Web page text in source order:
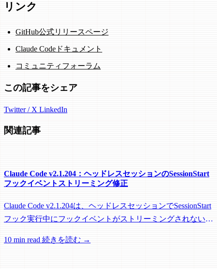
リンク
GitHub公式リリースページ
Claude Codeドキュメント
コミュニティフォーラム
この記事をシェア
Twitter / X LinkedIn
関連記事
Claude Code v2.1.204：ヘッドレスセッションのSessionStart
フックイベントストリーミング修正
Claude Code v2.1.204は、ヘッドレスセッションでSessionStart
フック実行中にフックイベントがストリーミングされない問
収されるのを防ぐメンテナンスリリースです。
10 min read 続きを読む →